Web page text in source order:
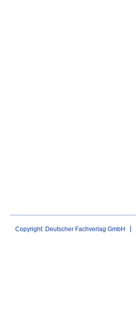
Copyright: Deutscher Fachverlag GmbH